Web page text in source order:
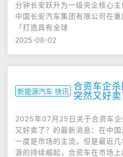
分钟长安跃升为一级央企核心
中国长安汽车集团有限公司在
「打造具有全球
2025-08-02
新能源汽车 快讯 合资车企
突然又好卖
2025年07月25日关于合资车
又好卖了？的最新消息：在中
一度是市场的主流，但是最近
源的持续崛起，合资车在市场